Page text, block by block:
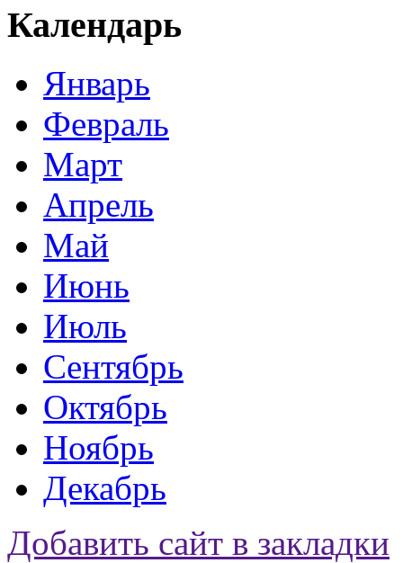
Календарь
Январь
Февраль
Март
Апрель
Май
Июнь
Июль
Сентябрь
Октябрь
Ноябрь
Декабрь
Добавить сайт в закладки